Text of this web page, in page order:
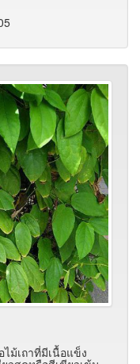
ไม้เถาที่มีเนื้อแข็ง